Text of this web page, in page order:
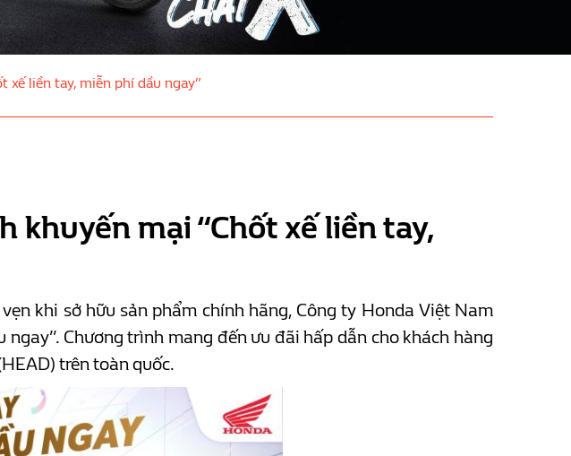
liền tay, miễn phí dầu ngay”
mại “Chốt xế liền tay,
khi sở hữu sản phẩm chính hãng, Công ty Honda Việt Nam
Chương trình mang đến ưu đãi hấp dẫn cho khách hàng
trên toàn quốc.